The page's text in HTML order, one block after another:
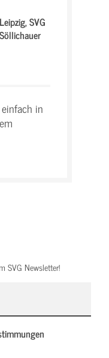
SVG
in
SVG Newsletter!